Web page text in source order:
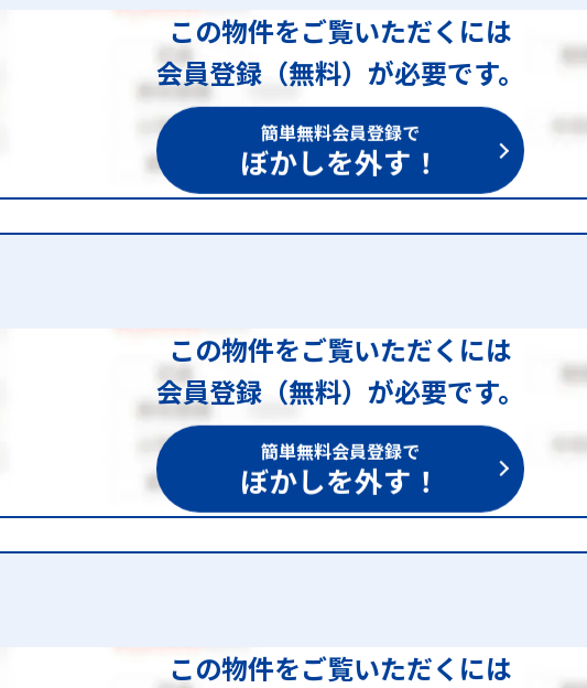
この物件をご覧いただくには
会員登録（無料）が必要です。
簡単無料会員登録で
ぼかしを外す！
この物件をご覧いただくには
会員登録（無料）が必要です。
簡単無料会員登録で
ぼかしを外す！
この物件をご覧いただくには